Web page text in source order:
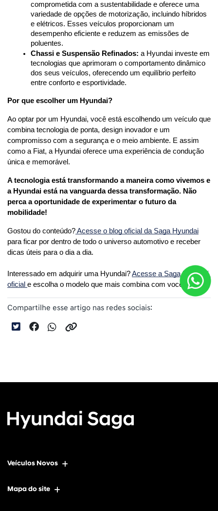
comprometida com a sustentabilidade e oferece uma
variedade de opções de motorização, incluindo híbridos
e elétricos. Esses veículos proporcionam um
desempenho eficiente e reduzem as emissões de
poluentes.
Chassi e Suspensão Refinados: a Hyundai investe em
tecnologias que aprimoram o comportamento dinâmico
dos seus veículos, oferecendo um equilíbrio perfeito
entre conforto e esportividade.
Por que escolher um Hyundai?
Ao optar por um Hyundai, você está escolhendo um veículo que
combina tecnologia de ponta, design inovador e um
compromisso com a segurança e o meio ambiente. E assim
como a Fiat, a Hyundai oferece uma experiência de condução
única e memorável.
A tecnologia está transformando a maneira como vivemos e
a Hyundai está na vanguarda dessa transformação. Não
perca a oportunidade de experimentar o futuro da
mobilidade!
Gostou do conteúdo? Acesse o blog oficial da Saga Hyundai
para ficar por dentro de todo o universo automotivo e receber
dicas úteis para o dia a dia.
Interessado em adquirir uma Hyundai? Acesse a Saga Hyundai
oficial e escolha o modelo que mais combina com você.
Compartilhe esse artigo nas redes sociais:
Veículos Novos
Mapa do site